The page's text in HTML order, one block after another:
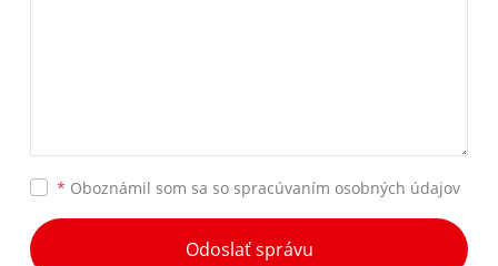
* Oboznámil som sa so spracúvaním osobných údajov
Odoslať správu